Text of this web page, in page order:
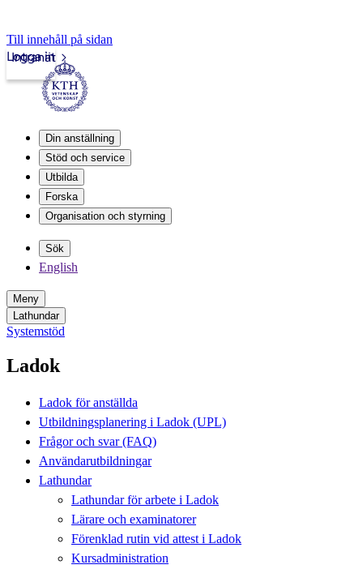
Till innehåll på sidan
Intranät
Logga in
Din anställning
Stöd och service
Utbilda
Forska
Organisation och styrning
Sök
English
Meny
Lathundar
Systemstöd
Ladok
Ladok för anställda
Utbildningsplanering i Ladok (UPL)
Frågor och svar (FAQ)
Användarutbildningar
Lathundar
Lathundar för arbete i Ladok
Lärare och examinatorer
Förenklad rutin vid attest i Ladok
Kursadministration